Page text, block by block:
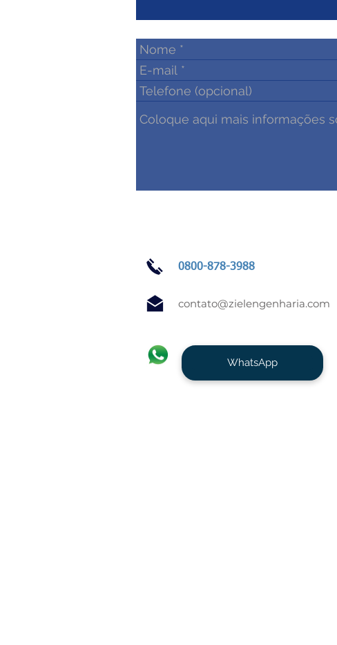
0800-878-3988
contato@zielengenharia.com
WhatsApp